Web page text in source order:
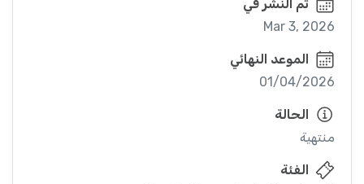
تقديم عرض السعر والملفات المطلوبة ضمن مجلد واحد محمي
تم النشر في
Mar 3, 2026
الموعد النهائي
01/04/2026
الحالة
منتهية
الفئة